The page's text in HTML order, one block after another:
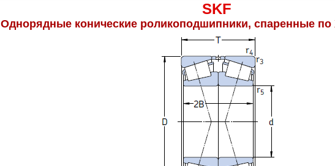
SKF
Однорядные конические роликоподшипники, спаренные по